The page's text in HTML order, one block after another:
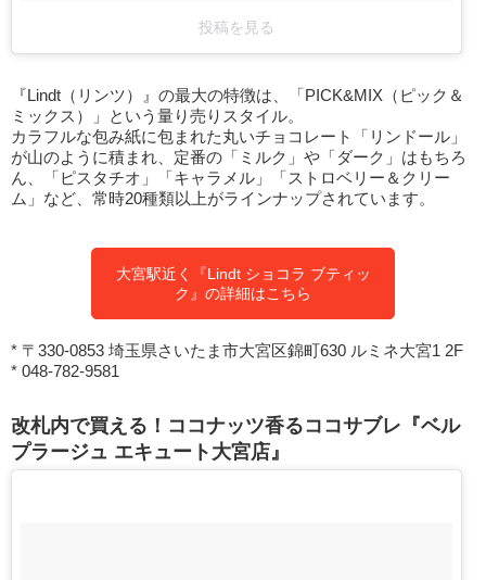
投稿を見る
『Lindt（リンツ）』の最大の特徴は、「PICK&MIX（ピック＆
ミックス）」という量り売りスタイル。
カラフルな包み紙に包まれた丸いチョコレート「リンドール」
が山のように積まれ、定番の「ミルク」や「ダーク」はもちろ
ん、「ピスタチオ」「キャラメル」「ストロベリー＆クリー
ム」など、常時20種類以上がラインナップされています。
大宮駅近く『Lindt ショコラ ブティッ
ク』の詳細はこちら
* 〒330-0853 埼玉県さいたま市大宮区錦町630 ルミネ大宮1 2F
* 048-782-9581
改札内で買える！ココナッツ香るココサブレ『ベル
プラージュ エキュート大宮店』